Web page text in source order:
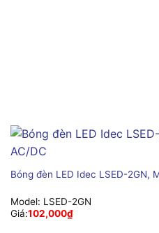
Bóng đèn LED Idec LSED-2GN,
Model: LSED-2GN
Giá:102,000₫